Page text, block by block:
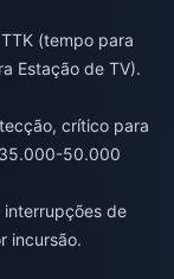
(tempo para
Estação de TV).
crítico para
35.000-50.000
interrupções de
incursão.